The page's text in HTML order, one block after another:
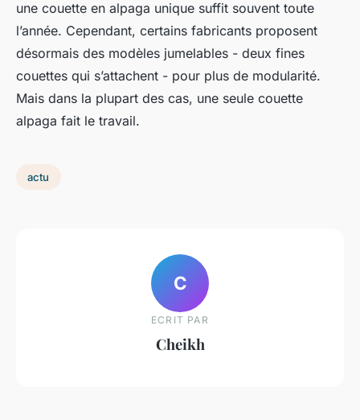
une couette en alpaga unique suffit souvent toute
l’année. Cependant, certains fabricants proposent
désormais des modèles jumelables - deux fines
couettes qui s’attachent - pour plus de modularité.
Mais dans la plupart des cas, une seule couette
alpaga fait le travail.
actu
C
ECRIT PAR
Cheikh